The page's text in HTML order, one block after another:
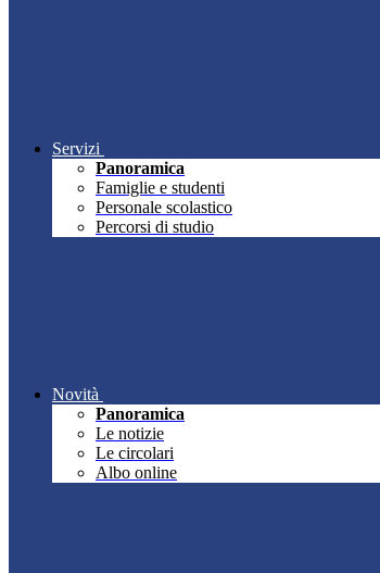
Servizi
Panoramica
Famiglie e studenti
Personale scolastico
Percorsi di studio
Novità
Panoramica
Le notizie
Le circolari
Albo online